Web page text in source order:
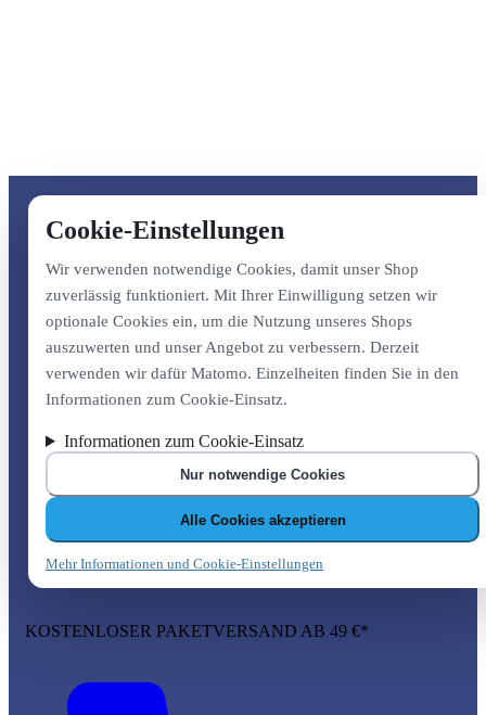
Cookie-Einstellungen
Wir verwenden notwendige Cookies, damit unser Shop
zuverlässig funktioniert. Mit Ihrer Einwilligung setzen wir
optionale Cookies ein, um die Nutzung unseres Shops
auszuwerten und unser Angebot zu verbessern. Derzeit
verwenden wir dafür Matomo. Einzelheiten finden Sie in den
Informationen zum Cookie-Einsatz.
Informationen zum Cookie-Einsatz
Nur notwendige Cookies
Alle Cookies akzeptieren
Mehr Informationen und Cookie-Einstellungen
KOSTENLOSER PAKETVERSAND AB 49 €*